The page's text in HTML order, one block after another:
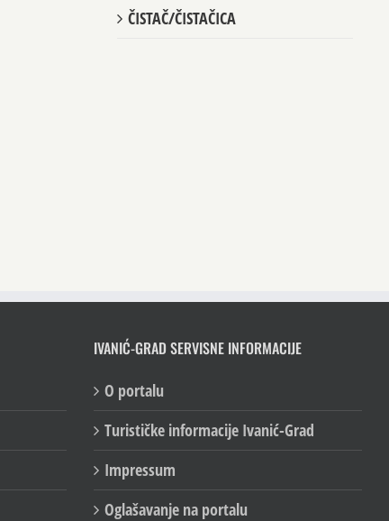
ČISTAČ/ČISTAČICA
IVANIĆ-GRAD SERVISNE INFORMACIJE
O portalu
Turističke informacije Ivanić-Grad
Impressum
Oglašavanje na portalu